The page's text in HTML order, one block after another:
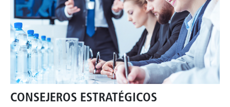
CONSEJEROS ESTRATÉGICOS